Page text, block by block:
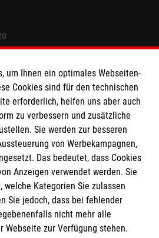
um Ihnen ein optimales Webseiten-
Cookies sind für den technischen
erforderlich, helfen uns aber auch
zu verbessern und zusätzliche
Sie werden zur besseren
von Werbekampagnen,
Das bedeutet, dass Cookies
Anzeigen verwendet werden. Sie
welche Kategorien Sie zulassen
Sie jedoch, dass bei fehlender
nicht mehr alle
Webseite zur Verfügung stehen.